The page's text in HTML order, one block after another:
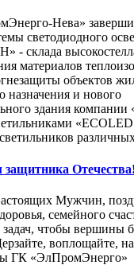
Нева»
светодиодного
- склада
материалов
объектов
назначения и нового
здания
Отечества!
Мужчин,
семейного
чтобы вершины
воплощайте,
ГК «ЭлПромЭнерго»